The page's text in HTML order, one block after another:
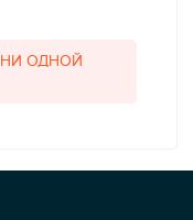
НИ ОДНОЙ